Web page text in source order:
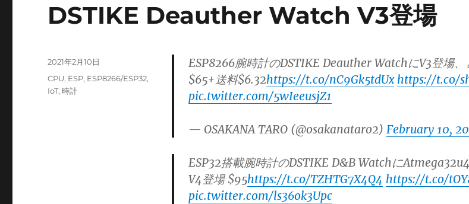
DSTIKE Deauther Watch V3登場
ESP8266腕時計のDSTIKE Deauther WatchにV3登場、
$65+送料$6.32https://t.co/nC9Gk5tdUx https://t.co/
pic.twitter.com/5wIeeusjZ1
— OSAKANA TARO (@osakanataro2) February 10,
ESP32搭載腕時計のDSTIKE D&B Watchに
V4登場 $95https://t.co/TZHTG7X4Q4 https://t.co/
pic.twitter.com/ls36ok3Upc
投
2021年2月10日
カ
テ
CPU, ESP, ESP8266/ESP32,
IoT,時計